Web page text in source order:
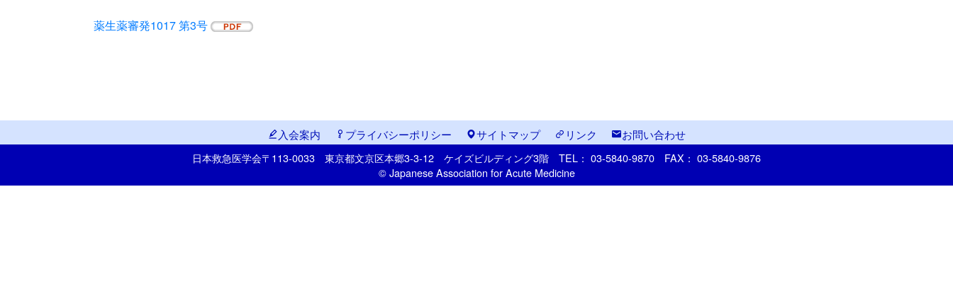
薬生薬審発1017 第3号
入会案内 プライバシーポリシー サイトマップ リンク お問い合わせ
日本救急医学会〒113-0033 東京都文京区本郷3-3-12 ケイズビルディング3階 TEL： 03-5840-9870 FAX： 03-5840-9876
© Japanese Association for Acute Medicine